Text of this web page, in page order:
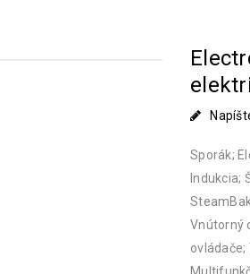
Sporák;
Indukcia;
Vnútorný
ovládače;